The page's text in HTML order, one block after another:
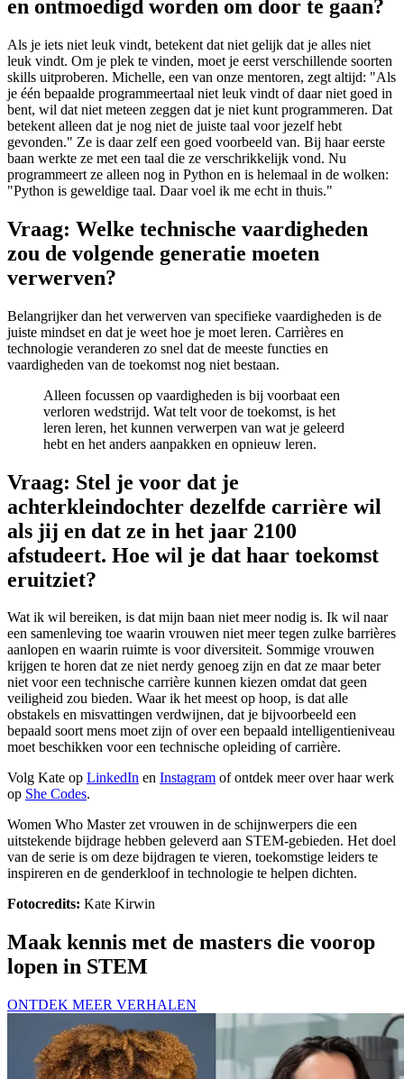
en ontmoedigd worden om door te gaan?
Als je iets niet leuk vindt, betekent dat niet gelijk dat je alles niet
leuk vindt. Om je plek te vinden, moet je eerst verschillende soorten
skills uitproberen. Michelle, een van onze mentoren, zegt altijd: "Als
je één bepaalde programmeertaal niet leuk vindt of daar niet goed in
bent, wil dat niet meteen zeggen dat je niet kunt programmeren. Dat
betekent alleen dat je nog niet de juiste taal voor jezelf hebt
gevonden." Ze is daar zelf een goed voorbeeld van. Bij haar eerste
baan werkte ze met een taal die ze verschrikkelijk vond. Nu
programmeert ze alleen nog in Python en is helemaal in de wolken:
"Python is geweldige taal. Daar voel ik me echt in thuis."
Vraag: Welke technische vaardigheden
zou de volgende generatie moeten
verwerven?
Belangrijker dan het verwerven van specifieke vaardigheden is de
juiste mindset en dat je weet hoe je moet leren. Carrières en
technologie veranderen zo snel dat de meeste functies en
vaardigheden van de toekomst nog niet bestaan.
Alleen focussen op vaardigheden is bij voorbaat een
verloren wedstrijd. Wat telt voor de toekomst, is het
leren leren, het kunnen verwerpen van wat je geleerd
hebt en het anders aanpakken en opnieuw leren.
Vraag: Stel je voor dat je
achterkleindochter dezelfde carrière wil
als jij en dat ze in het jaar 2100
afstudeert. Hoe wil je dat haar toekomst
eruitziet?
Wat ik wil bereiken, is dat mijn baan niet meer nodig is. Ik wil naar
een samenleving toe waarin vrouwen niet meer tegen zulke barrières
aanlopen en waarin ruimte is voor diversiteit. Sommige vrouwen
krijgen te horen dat ze niet nerdy genoeg zijn en dat ze maar beter
niet voor een technische carrière kunnen kiezen omdat dat geen
veiligheid zou bieden. Waar ik het meest op hoop, is dat alle
obstakels en misvattingen verdwijnen, dat je bijvoorbeeld een
bepaald soort mens moet zijn of over een bepaald intelligentieniveau
moet beschikken voor een technische opleiding of carrière.
Volg Kate op LinkedIn en Instagram of ontdek meer over haar werk
op She Codes.
Women Who Master zet vrouwen in de schijnwerpers die een
uitstekende bijdrage hebben geleverd aan STEM-gebieden. Het doel
van de serie is om deze bijdragen te vieren, toekomstige leiders te
inspireren en de genderkloof in technologie te helpen dichten.
Fotocredits: Kate Kirwin
Maak kennis met de masters die voorop
lopen in STEM
ONTDEK MEER VERHALEN